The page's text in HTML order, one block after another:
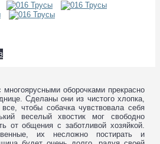
многоярусными оборочками прекрасно
Сделаны они из чистого хлопка,
чтобы собачка чувствовала себя
веселый хвостик мог свободно
от общения с заботливой хозяйкой.
их несложно постирать и